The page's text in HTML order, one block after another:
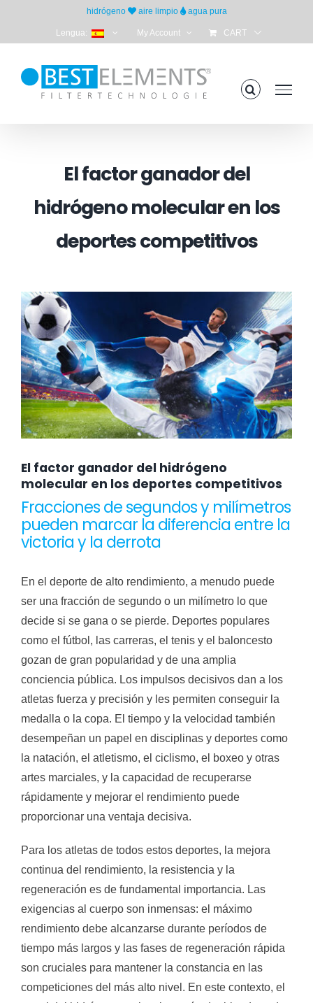
hidrógeno aire limpio agua pura
Lengua: My Account CART
El factor ganador del
hidrógeno molecular en los
deportes competitivos
El factor ganador del hidrógeno
molecular en los deportes competitivos
Fracciones de segundos y milímetros
pueden marcar la diferencia entre la
victoria y la derrota
En el deporte de alto rendimiento, a menudo puede
ser una fracción de segundo o un milímetro lo que
decide si se gana o se pierde. Deportes populares
como el fútbol, ​​las carreras, el tenis y el baloncesto
gozan de gran popularidad y de una amplia
conciencia pública. Los impulsos decisivos dan a los
atletas fuerza y ​​precisión y les permiten conseguir la
medalla o la copa. El tiempo y la velocidad también
desempeñan un papel en disciplinas y deportes como
la natación, el atletismo, el ciclismo, el boxeo y otras
artes marciales, y la capacidad de recuperarse
rápidamente y mejorar el rendimiento puede
proporcionar una ventaja decisiva.
Para los atletas de todos estos deportes, la mejora
continua del rendimiento, la resistencia y la
regeneración es de fundamental importancia. Las
exigencias al cuerpo son inmensas: el máximo
rendimiento debe alcanzarse durante períodos de
tiempo más largos y las fases de regeneración rápida
son cruciales para mantener la constancia en las
competiciones del más alto nivel. En este contexto, el